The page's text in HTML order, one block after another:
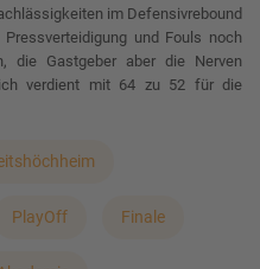
im Defensivrebound
und Fouls noch
die Gastgeber aber die Nerven
verdient mit 64 zu 52 für die
PlayOff Finale